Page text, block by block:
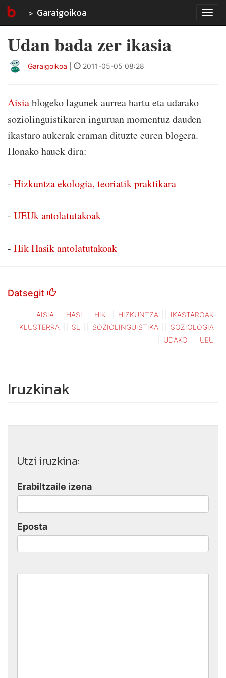
Garaigoikoa
Udan bada zer ikasia
Garaigoikoa 2011-05-05 08:28
Aisiablogeko lagunek aurrea hartu eta udarako
soziolinguistikaren inguruan momentuz dauden
ikastaro aukerak eraman dituzte euren blogera.
Honako hauek dira:
- Hizkuntza ekologia, teoriatik praktikara
- UEUk antolatutakoak
- Hik Hasik antolatutakoak
Datsegit
AISIA HASI HIK HIZKUNTZA
IKASTAROAK
KLUSTERRA
SL SOZIOLINGUISTIKA
SOZIOLOGIA
UDAKO
UEU
Iruzkinak
Utzi iruzkina:
Erabiltzaile izena
Eposta